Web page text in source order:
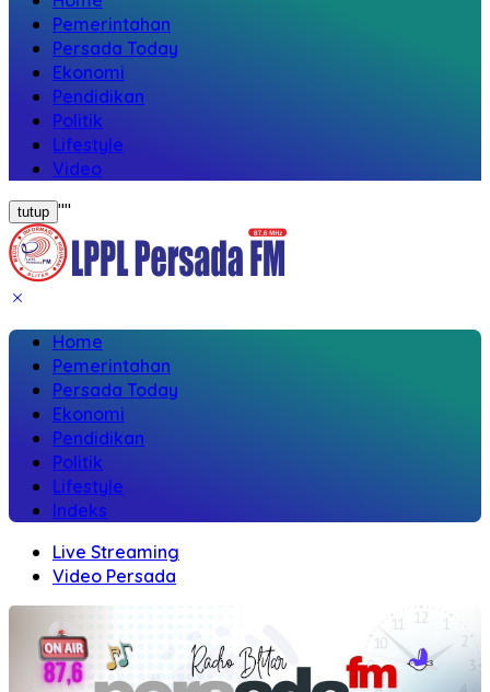
Pemerintahan
Persada Today
Ekonomi
Pendidikan
Politik
Lifestyle
Video
tutup ""
Home
Pemerintahan
Persada Today
Ekonomi
Pendidikan
Politik
Lifestyle
Indeks
Live Streaming
Video Persada